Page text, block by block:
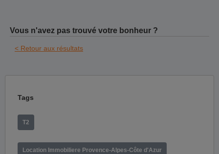
Vous n'avez pas trouvé votre bonheur ?
< Retour aux résultats
Tags
T2
Location Immobiliere Provence-Alpes-Côte d'Azur